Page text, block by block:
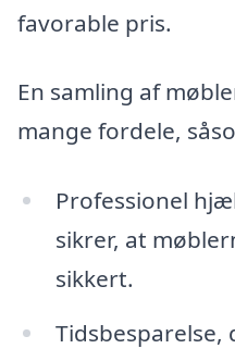
favorable pris.
En samling af
mange fordele,
Professionel
sikrer, at
sikkert.
Tidsbesparelse,